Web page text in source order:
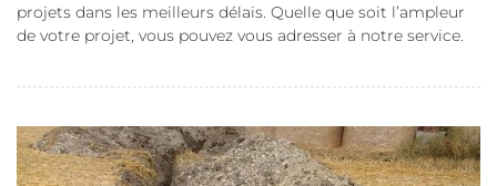
projets dans les meilleurs délais. Quelle que soit l’ampleur
de votre projet, vous pouvez vous adresser à notre service.